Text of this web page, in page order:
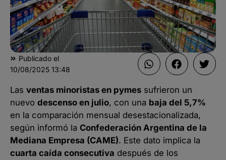
Publicado el
10/08/2025 13:48
Las ventas minoristas en pymes sufrieron un
nuevo descenso en julio, con una baja del 5,7%
en la comparación mensual desestacionalizada,
según informó la Confederación Argentina de la
Mediana Empresa (CAME). Este dato implica la
cuarta caída consecutiva después de los